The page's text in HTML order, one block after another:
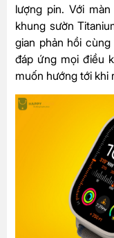
lượng pin. Với
khung sườn
gian phản hồi
đáp ứng mọi điều
muốn hướng tới khi